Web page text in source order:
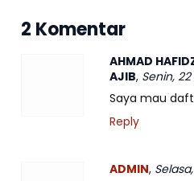
2 Komentar
AHMAD
AJIB, Senin,
Saya mau
Reply
ADMIN,